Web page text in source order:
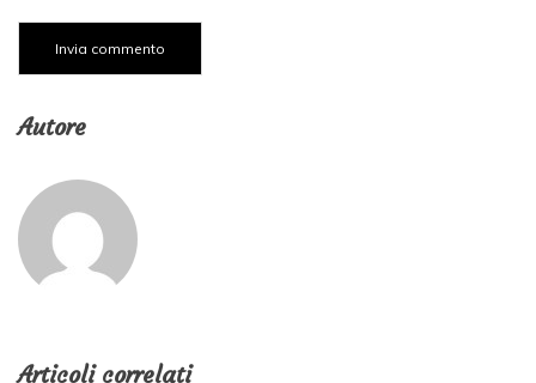
Autore
Articoli correlati